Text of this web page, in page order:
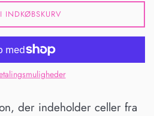
der indeholder celler fra